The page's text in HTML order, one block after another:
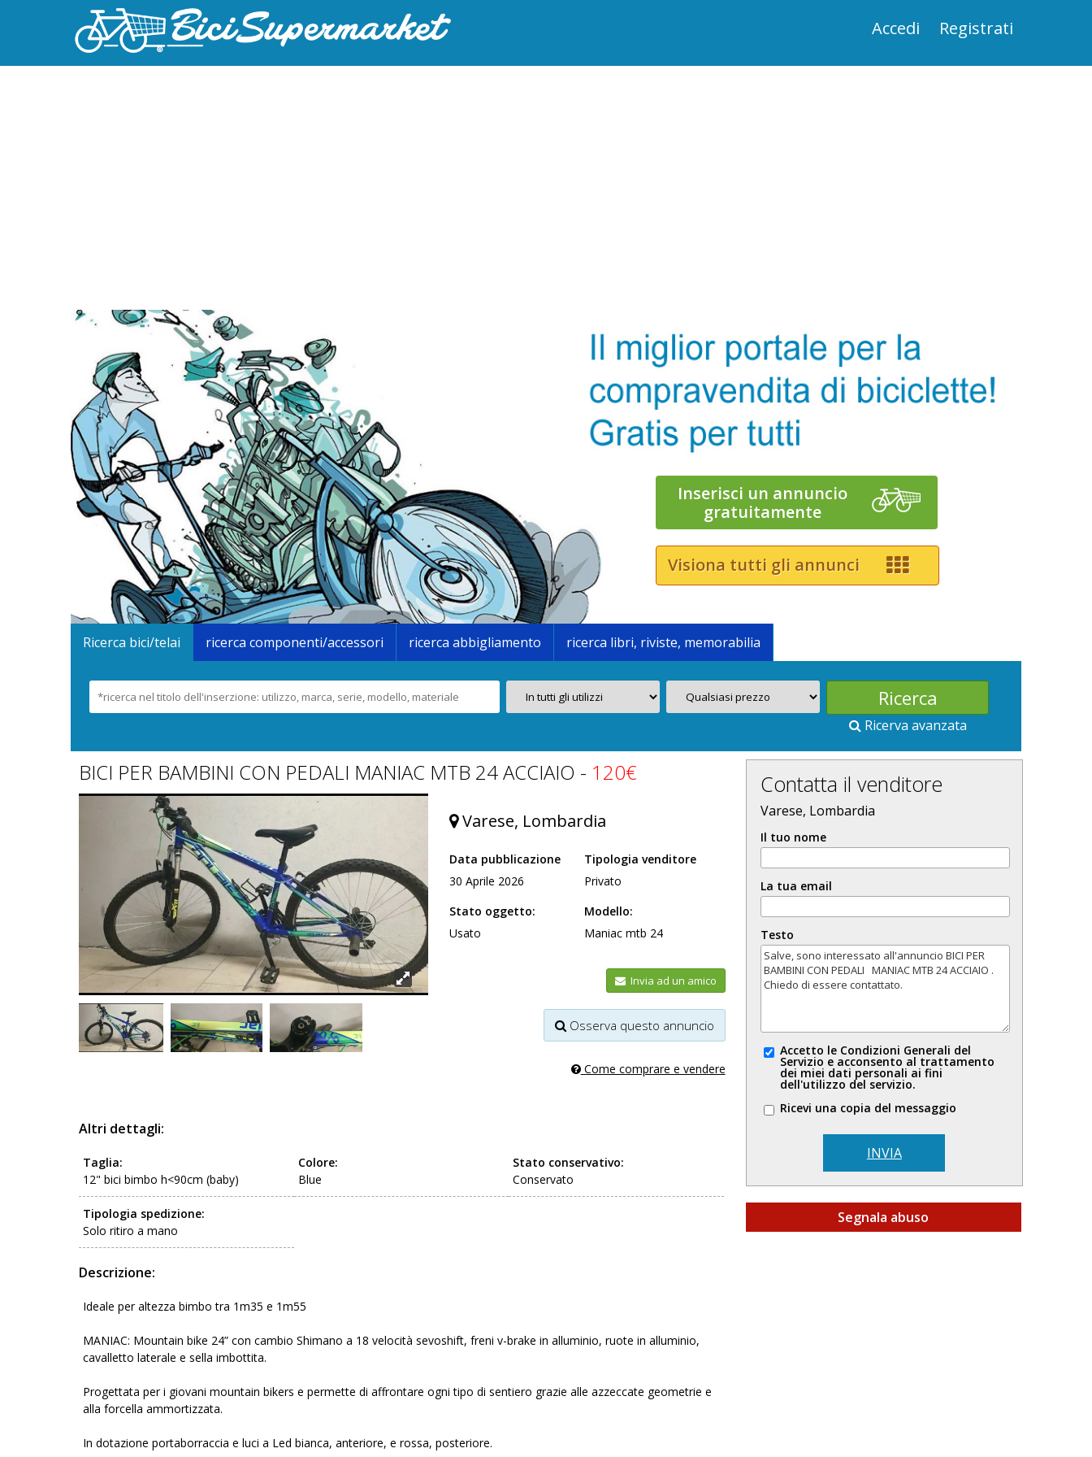
Accedi Registrati
Inserisci un annuncio
gratuitamente
Visiona tutti gli annunci
Ricerca bici/telai ricerca componenti/accessori ricerca abbigliamento ricerca libri, riviste, memorabilia
Ricerva avanzata
BICI PER BAMBINI CON PEDALI MANIAC MTB 24 ACCIAIO - 120€
Varese, Lombardia
Data pubblicazione
30 Aprile 2026
Tipologia venditore
Privato
Stato oggetto:
Usato
Modello:
Maniac mtb 24
Invia ad un amico
Osserva questo annuncio
Come comprare e vendere
Altri dettagli:
Taglia:
12" bici bimbo h<90cm (baby)
Colore:
Blue
Stato conservativo:
Conservato
Tipologia spedizione:
Solo ritiro a mano
Descrizione:
Ideale per altezza bimbo tra 1m35 e 1m55
MANIAC: Mountain bike 24” con cambio Shimano a 18 velocità sevoshift, freni v-brake in alluminio, ruote in alluminio,
cavalletto laterale e sella imbottita.
Progettata per i giovani mountain bikers e permette di affrontare ogni tipo di sentiero grazie alle azzeccate geometrie e
alla forcella ammortizzata.
In dotazione portaborraccia e luci a Led bianca, anteriore, e rossa, posteriore.
Contatta il venditore
Varese, Lombardia
Il tuo nome
La tua email
Testo
Accetto le Condizioni Generali del
Servizio e acconsento al trattamento
dei miei dati personali ai fini
dell'utilizzo del servizio.
Ricevi una copia del messaggio
INVIA
Segnala abuso